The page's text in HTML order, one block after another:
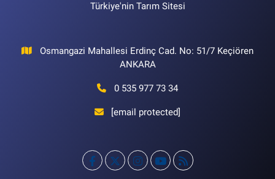
Türkiye'nin Tarım Sitesi
Osmangazi Mahallesi Erdinç Cad. No: 51/7 Keçiören
ANKARA
0 535 977 73 34
[email protected]